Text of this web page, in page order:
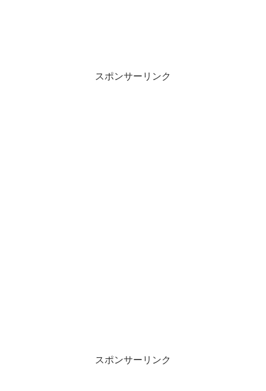
スポンサーリンク
スポンサーリンク